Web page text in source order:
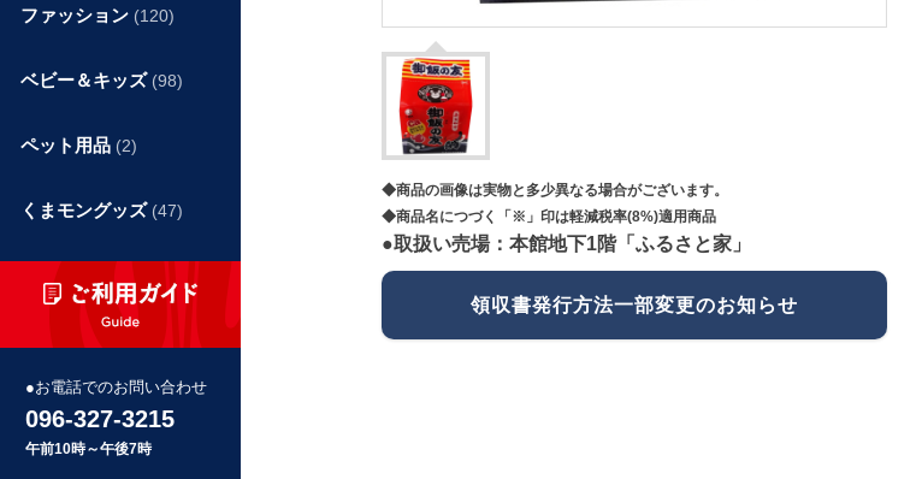
◆商品の画像は実物と多少異なる場合がございます。
◆商品名につづく「※」印は軽減税率(8%)適用商品
●取扱い売場：本館地下1階「ふるさと家」
領収書発行方法一部変更のお知らせ
ファッション (120)
ベビー＆キッズ (98)
ペット用品 (2)
くまモングッズ (47)
お電話でのお問い合わせ
096-327-3215
午前10時～午後7時